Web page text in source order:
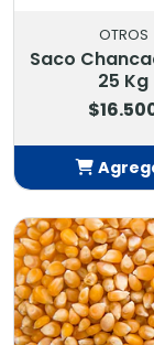
OTROS
Saco
25 Kg